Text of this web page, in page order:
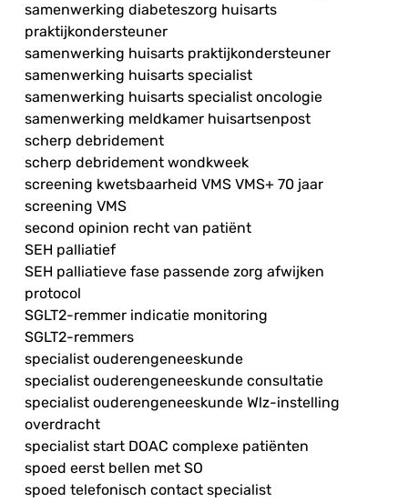
samenwerking diabeteszorg huisarts
praktijkondersteuner
samenwerking huisarts praktijkondersteuner
samenwerking huisarts specialist
samenwerking huisarts specialist oncologie
samenwerking meldkamer huisartsenpost
scherp debridement
scherp debridement wondkweek
screening kwetsbaarheid VMS VMS+ 70 jaar
screening VMS
second opinion recht van patiënt
SEH palliatief
SEH palliatieve fase passende zorg afwijken
protocol
SGLT2-remmer indicatie monitoring
SGLT2-remmers
specialist ouderengeneeskunde
specialist ouderengeneeskunde consultatie
specialist ouderengeneeskunde Wlz-instelling
overdracht
specialist start DOAC complexe patiënten
spoed eerst bellen met SO
spoed telefonisch contact specialist